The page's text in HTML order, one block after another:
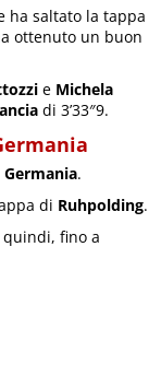
ha saltato la tappa
ottenuto un buon
e Michela
di 3’33″9.
Germania.
di Ruhpolding.
quindi, fino a